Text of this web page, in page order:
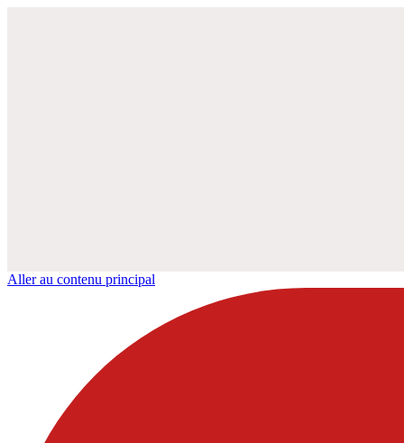
Aller au contenu principal